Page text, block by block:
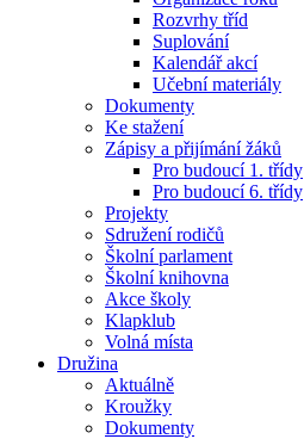
Rozvrhy tříd
Suplování
Kalendář akcí
Učební materiály
Dokumenty
Ke stažení
Zápisy a přijímání žáků
Pro budoucí 1. třídy
Pro budoucí 6. třídy
Projekty
Sdružení rodičů
Školní parlament
Školní knihovna
Akce školy
Klapklub
Volná místa
Družina
Aktuálně
Kroužky
Dokumenty